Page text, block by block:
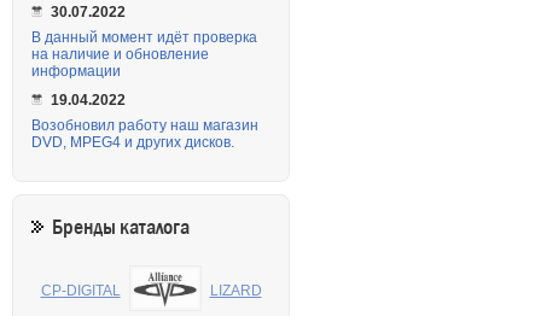
30.07.2022
В данный момент идёт проверка
на наличие и обновление
информации
19.04.2022
Возобновил работу наш магазин
DVD, MPEG4 и других дисков.
Бренды каталога
CP-DIGITAL LIZARD